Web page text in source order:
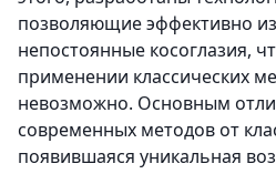
позволяющие эффективно
непостоянные косоглазия,
применении классических
невозможно. Основным
современных методов от
появившаяся уникальная